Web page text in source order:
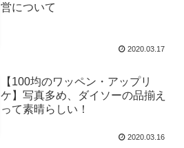
営について
2020.03.17
【100均のワッペン・アップリ
ケ】写真多め、ダイソーの品揃え
って素晴らしい！
2020.03.16